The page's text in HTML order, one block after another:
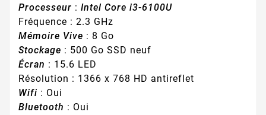
Processeur : Intel Core i3-6100U
Fréquence : 2.3 GHz
Mémoire Vive : 8 Go
Stockage : 500 Go SSD neuf
Écran : 15.6 LED
Résolution : 1366 x 768 HD antireflet
Wifi : Oui
Bluetooth : Oui